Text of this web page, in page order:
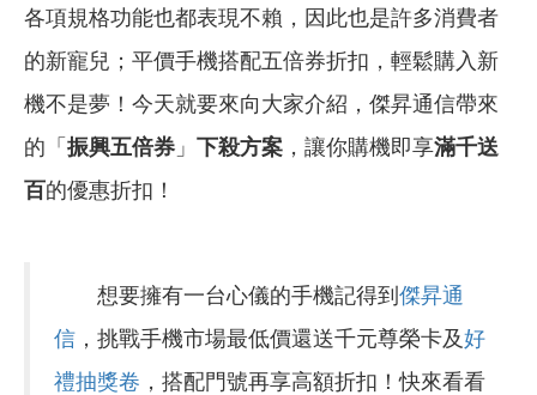
各項規格功能也都表現不賴，因此也是許多消費者
的新寵兒；平價手機搭配五倍券折扣，輕鬆購入新
機不是夢！今天就要來向大家介紹，傑昇通信帶來
的「 振興五倍券 」 下殺方案 ，讓你購機即享滿千送
百的優惠折扣！
想要擁有一台心儀的手機記得到 傑昇通
信 ，挑戰手機市場最低價還送千元尊榮卡及好
禮抽獎卷 ，搭配門號再享高額折扣！快來看看